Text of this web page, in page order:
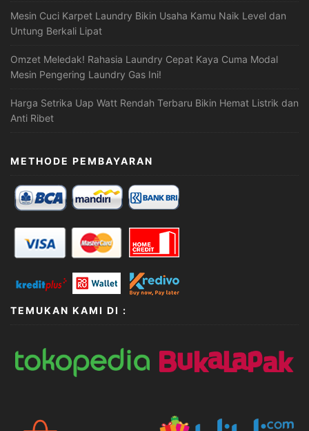
Mesin Cuci Karpet Laundry Bikin Usaha Kamu Naik Level dan
Untung Berkali Lipat
Omzet Meledak! Rahasia Laundry Cepat Kaya Cuma Modal
Mesin Pengering Laundry Gas Ini!
Harga Setrika Uap Watt Rendah Terbaru Bikin Hemat Listrik dan
Anti Ribet
METHODE PEMBAYARAN
TEMUKAN KAMI DI :